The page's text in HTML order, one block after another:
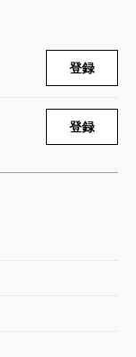
登録
登録